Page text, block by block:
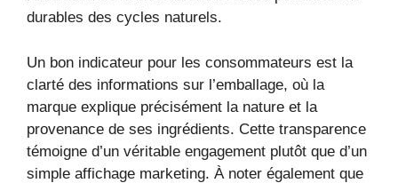
durables des cycles naturels.
Un bon indicateur pour les consommateurs est la
clarté des informations sur l’emballage, où la
marque explique précisément la nature et la
provenance de ses ingrédients. Cette transparence
témoigne d’un véritable engagement plutôt que d’un
simple affichage marketing. À noter également que